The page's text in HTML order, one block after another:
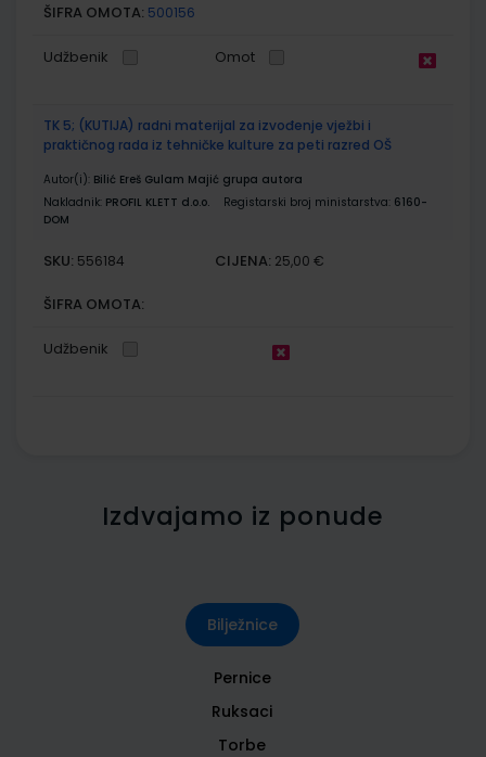
ŠIFRA OMOTA: 500156
Udžbenik Omot
TK 5; (KUTIJA) radni materijal za izvođenje vježbi i
praktičnog rada iz tehničke kulture za peti razred OŠ
Autor(i): Bilić Ereš Gulam Majić grupa autora
Nakladnik: PROFIL KLETT d.o.o. Registarski broj ministarstva: 6160-
DOM
SKU: 556184 CIJENA: 25,00 €
ŠIFRA OMOTA:
Udžbenik
Izdvajamo iz ponude
Bilježnice
Pernice
Ruksaci
Torbe